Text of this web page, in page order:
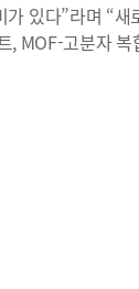
있다”라며 “새
, MOF-고분자 복